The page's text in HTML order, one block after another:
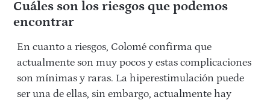
Cuáles son los riesgos que podemos
encontrar
En cuanto a riesgos, Colomé confirma que
actualmente son muy pocos y estas complicaciones
son mínimas y raras. La hiperestimulación puede
ser una de ellas, sin embargo, actualmente hay